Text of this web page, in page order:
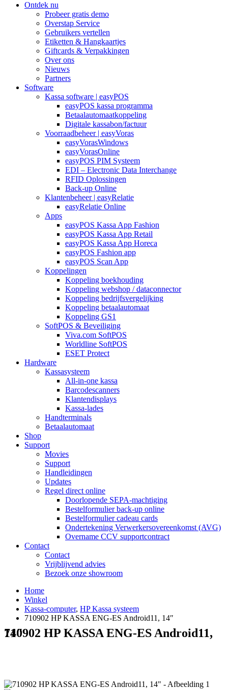
Ontdek nu
Probeer gratis demo
Overstap Service
Gebruikers vertellen
Etiketten & Hangkaartjes
Giftcards & Verpakkingen
Over ons
Nieuws
Partners
Software
Kassa software | easyPOS
easyPOS kassa programma
Betaalautomaatkoppeling
Digitale kassabon/factuur
Voorraadbeheer | easyVoras
easyVorasWindows
easyVorasOnline
easyPOS PIM Systeem
EDI – Electronic Data Interchange
RFID Oplossingen
Back-up Online
Klantenbeheer | easyRelatie
easyRelatie Online
Apps
easyPOS Kassa App Fashion
easyPOS Kassa App Retail
easyPOS Kassa App Horeca
easyPOS Fashion app
easyPOS Scan App
Koppelingen
Koppeling boekhouding
Koppeling webshop / dataconnector
Koppeling bedrijfsvergelijking
Koppeling betaalautomaat
Koppeling GS1
SoftPOS & Beveiliging
Viva.com SoftPOS
Worldline SoftPOS
ESET Protect
Hardware
Kassasysteem
All-in-one kassa
Barcodescanners
Klantendisplays
Kassa-lades
Handterminals
Betaalautomaat
Shop
Support
Movies
Support
Handleidingen
Updates
Regel direct online
Doorlopende SEPA-machtiging
Bestelformulier back-up online
Bestelformulier cadeau cards
Ondertekening Verwerkersovereenkomst (AVG)
Overname CCV supportcontract
Contact
Contact
Vrijblijvend advies
Bezoek onze showroom
Home
Winkel
Kassa-computer, HP Kassa systeem
710902 HP KASSA ENG-ES Android11, 14″
710902 HP KASSA ENG-ES Android11, 14″